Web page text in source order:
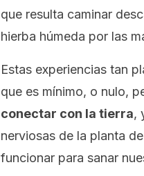
que resulta caminar
hierba húmeda por las
Estas experiencias tan
que es mínimo, o nulo,
conectar con la tierra,
nerviosas de la planta
funcionar para sanar